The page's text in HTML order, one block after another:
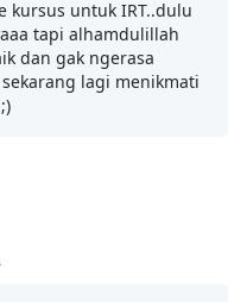
kursus untuk IRT..dulu
tapi alhamdulillah
dan gak ngerasa
lagi menikmati